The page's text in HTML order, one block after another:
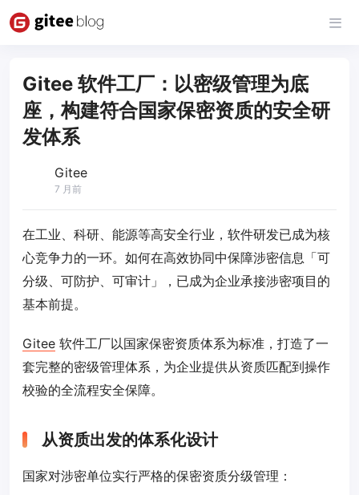
Gitee 软件工厂：以密级管理为底
座，构建符合国家保密资质的安全研
发体系
Gitee
7 月前
在工业、科研、能源等高安全行业，软件研发已成为核
心竞争力的一环。如何在高效协同中保障涉密信息「可
分级、可防护、可审计」，已成为企业承接涉密项目的
基本前提。
Gitee 软件工厂以国家保密资质体系为标准，打造了一
套完整的密级管理体系，为企业提供从资质匹配到操作
校验的全流程安全保障。
从资质出发的体系化设计
国家对涉密单位实行严格的保密资质分级管理：